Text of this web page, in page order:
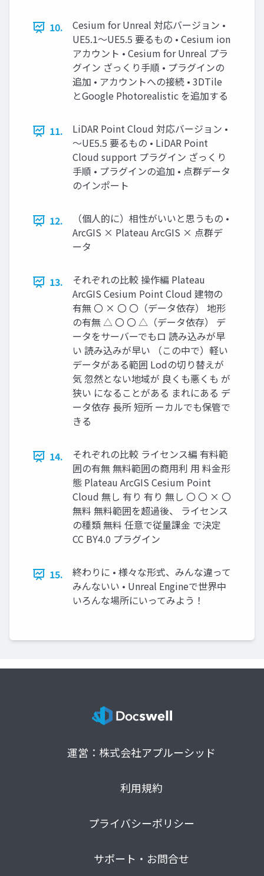
10.
Cesium for Unreal 対応バージョン •
UE5.1～UE5.5 要るもの • Cesium ion
アカウント • Cesium for Unreal プラ
グイン ざっくり手順 • プラグインの
追加 • アカウントへの接続 • 3DTile
とGoogle Photorealistic を追加する
11.
LiDAR Point Cloud 対応バージョン •
～UE5.5 要るもの • LiDAR Point
Cloud support プラグイン ざっくり
手順 • プラグインの追加 • 点群データ
のインポート
12.
（個人的に）相性がいいと思うもの •
ArcGIS × Plateau ArcGIS × 点群デ
ータ
13.
それぞれの比較 操作編 Plateau
ArcGIS Cesium Point Cloud 建物の
有無 〇 × 〇 〇（データ依存） 地形
の有無 △ 〇 〇 △（データ依存） デ
ータをサーバーでもロ 読み込みが早
い 読み込みが早い （この中で）軽い
データがある範囲 Lodの切り替えが
気 忽然とない地域が 良くも悪くも が
狭い になることがある まれにある デ
ータ依存 長所 短所 ーカルでも保管で
きる
14.
それぞれの比較 ライセンス編 有料範
囲の有無 無料範囲の商用利 用 料金形
態 Plateau ArcGIS Cesium Point
Cloud 無し 有り 有り 無し 〇 〇 × 〇
無料 無料範囲を超過後、 ライセンス
の種類 無料 任意で従量課金 で決定
CC BY4.0 プラグイン
15.
終わりに • 様々な形式、みんな違って
みんないい • Unreal Engineで世界中
いろんな場所にいってみよう！
運営：株式会社アプルーシッド
利用規約
プライバシーポリシー
サポート・お問合せ